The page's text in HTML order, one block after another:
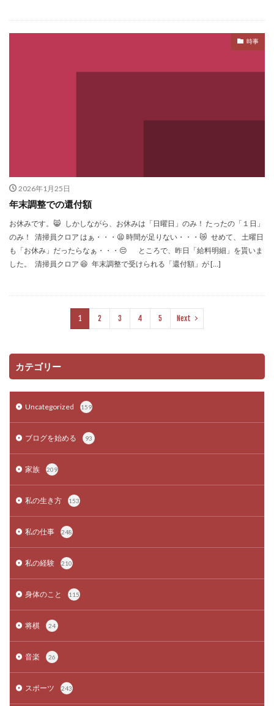
時事
2026年1月25日
年末調整での還付額
お休みです。😸 しかしながら、お休みは「日曜日」のみ！ たったの「１日」
のみ！ 清掃員クロア はぁ・・・😫 時間が足りない・・・😿 せめて、 土曜日
も「お休み」だったらなぁ・・・😔 ところで、昨日「給料明細」を貰いま
した。 清掃員クロア 😆 年末調整で受けられる「還付額」が […]
1 2 3 4 5 Next
カテゴリー
Uncategorized 159
ブログを始める 93
家族 209
私の生き方 153
私の仕事 248
私の経験 210
身体のこと 115
将棋 24
音楽 26
スポーツ 243